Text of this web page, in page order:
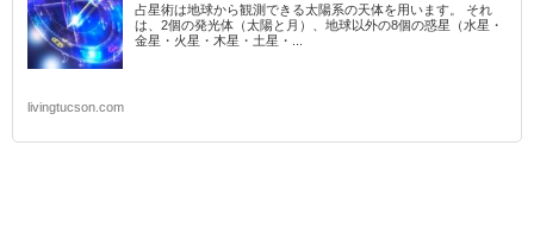
占星術は地球から観測できる太陽系の天体を用います。 それ
は、2個の発光体（太陽と月）、地球以外の8個の惑星（水星・
金星・火星・木星・土星・...
livingtucson.com